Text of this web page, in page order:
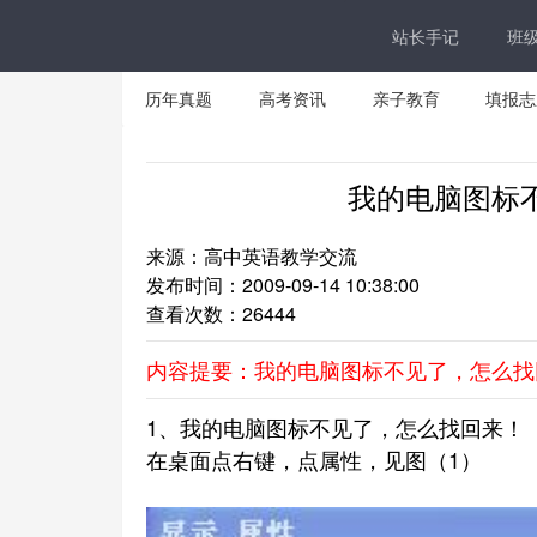
站长手记 班
历年真题 高考资讯 亲子教育 填报
我的电脑图标
来源：高中英语教学交流
发布时间：2009-09-14 10:38:00
查看次数： 26444
内容提要：我的电脑图标不见了，怎么
1、我的电脑图标不见了，怎么找回来！
在桌面点右键，点属性，见图（1）